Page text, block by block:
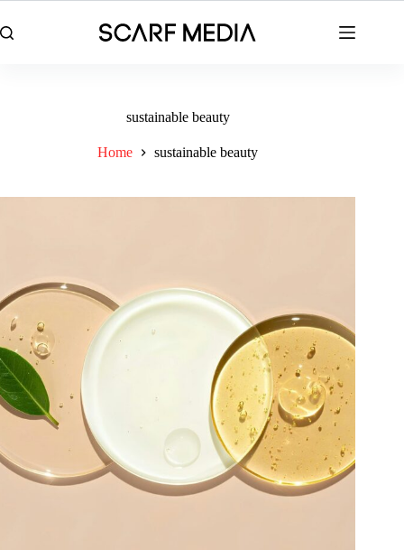
to
content
sustainable beauty
Home sustainable beauty